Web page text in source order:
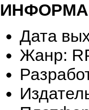
Дата
Жанр: